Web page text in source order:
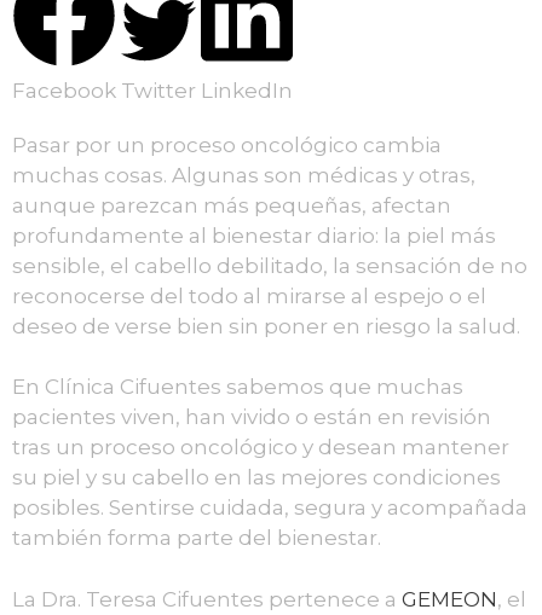
Facebook Twitter LinkedIn
Pasar por un proceso oncológico cambia
muchas cosas. Algunas son médicas y otras,
aunque parezcan más pequeñas, afectan
profundamente al bienestar diario: la piel más
sensible, el cabello debilitado, la sensación de no
reconocerse del todo al mirarse al espejo o el
deseo de verse bien sin poner en riesgo la salud.
En Clínica Cifuentes sabemos que muchas
pacientes viven, han vivido o están en revisión
tras un proceso oncológico y desean mantener
su piel y su cabello en las mejores condiciones
posibles. Sentirse cuidada, segura y acompañada
también forma parte del bienestar.
La Dra. Teresa Cifuentes pertenece a GEMEON, el